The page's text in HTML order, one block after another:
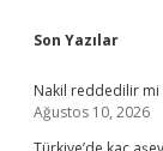
Son Yazılar
Nakil reddedilir mi
Ağustos 10, 2026